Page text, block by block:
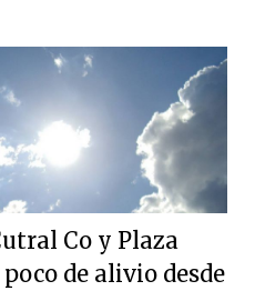
Co y Plaza
de alivio desde